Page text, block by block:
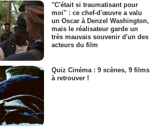
"C'était si traumatisant pour
moi" : ce chef-d'œuvre a valu
un Oscar à Denzel Washington,
mais le réalisateur garde un
très mauvais souvenir d'un des
acteurs du film
Quiz Cinéma : 9 scènes, 9 films
à retrouver !